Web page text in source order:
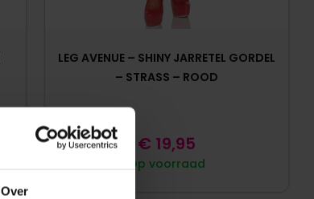
Over
LEG AVENUE – SHINY JARRETEL GORDEL
– STRASS – ROOD
Op voorraad
€ 19,95